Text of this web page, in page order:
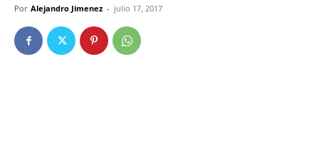
Por Alejandro Jimenez - julio 17, 2017